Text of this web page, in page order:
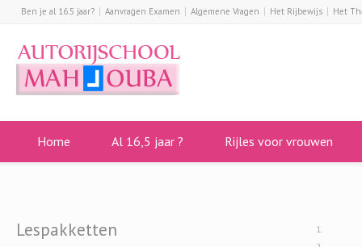
Ben je al 16.5 jaar? Aanvragen Examen Algemene Vragen Het Rijbewijs Het
Home Al 16,5 jaar ? Rijles voor vrouwen
Lespakketten